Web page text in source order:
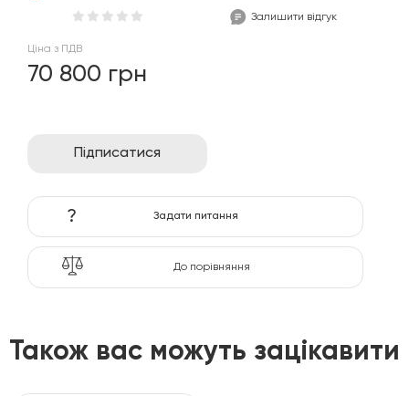
Залишити відгук
Ціна з ПДВ
70 800 грн
Підписатися
? Задати питання
До порівняння
Також вас можуть зацікавити